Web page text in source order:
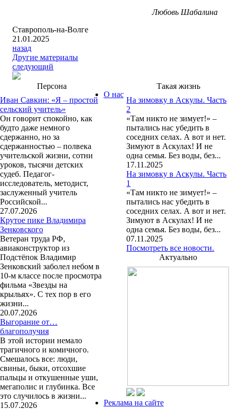
Любовь Шабалина
Ставрополь-на-Волге
21.01.2025
назад
Другие материалы
следующий
Персона
Иван Савкин: «Я – простой
сельский учитель»
Он говорит спокойно, как
будто даже немного
сдержанно, но за
сдержанностью – полвека
учительской жизни, сотни
уроков, тысячи детских
судеб. Педагог-
исследователь, методист,
заслуженный учитель
Российской...
27.07.2026
Крутое пике Владимира
Зенковского
Ветеран труда РФ,
авиаконструктор из
Подстёпок Владимир
Зенковский заболел небом в
10-м классе после просмотра
фильма «Звезды на
крыльях». С тех пор в его
жизни...
20.07.2026
Выгорание от…
благополучия
В этой истории немало
трагичного и комичного.
Смешалось все: люди,
свиньи, быки, отсохшие
пальцы и откушенные уши,
мегаполис и глубинка. Все
это случилось в жизни...
15.07.2026
Такая жизнь
На зимовку в Аскулы. Часть
2
«Там никто не зимует!» –
пытались нас убедить в
соседних селах. А вот и нет.
Зимуют в Аскулах! И не
одна семья. Без воды, без...
17.11.2025
На зимовку в Аскулы. Часть
1
«Там никто не зимует!» –
пытались нас убедить в
соседних селах. А вот и нет.
Зимуют в Аскулах! И не
одна семья. Без воды, без...
07.11.2025
Посмотреть все новости.
Актуально
О нас
Реклама на сайте